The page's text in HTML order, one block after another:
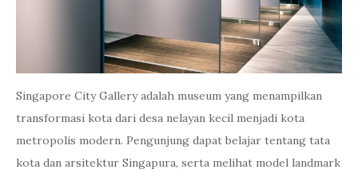
Singapore City Gallery adalah museum yang menampilkan
transformasi kota dari desa nelayan kecil menjadi kota
metropolis modern. Pengunjung dapat belajar tentang tata
kota dan arsitektur Singapura, serta melihat model landmark